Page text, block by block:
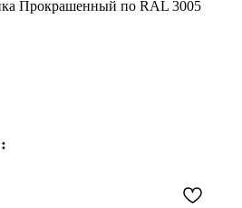
Прокрашенный по RAL 3005